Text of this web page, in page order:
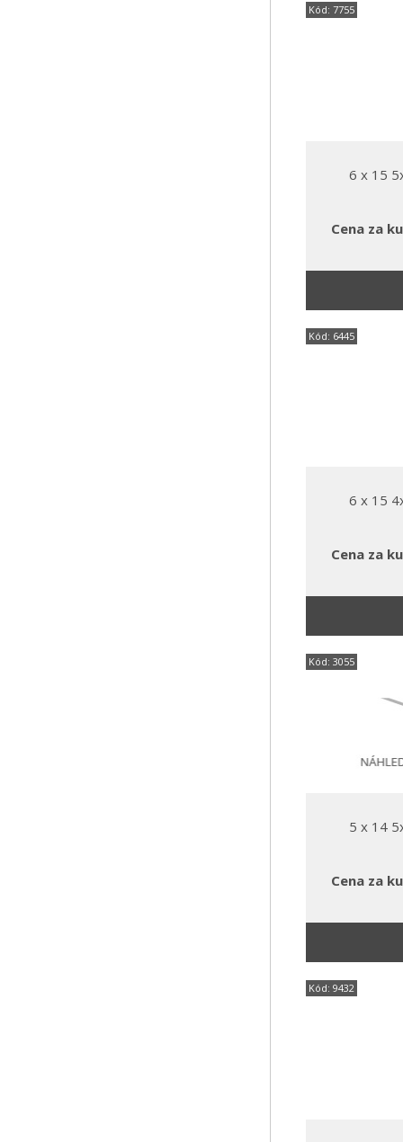
Kód: 7755
6 x 15
Cena za
Kód: 6445
6 x 15
Cena za
Kód: 3055
5 x 14
Cena za
Kód: 9432